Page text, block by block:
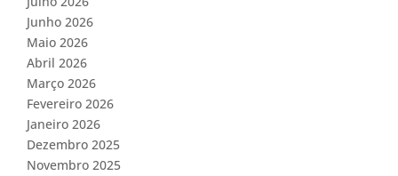
Junho 2026
Maio 2026
Abril 2026
Março 2026
Fevereiro 2026
Janeiro 2026
Dezembro 2025
Novembro 2025